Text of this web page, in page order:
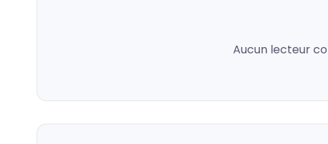
Aucun lecteur